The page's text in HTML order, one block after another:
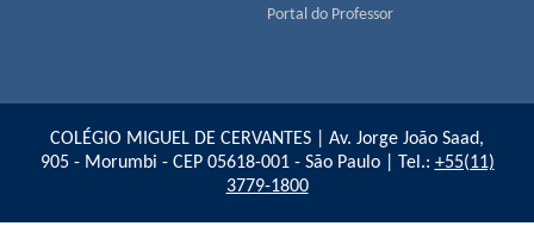
Portal do Professor
COLÉGIO MIGUEL DE CERVANTES | Av. Jorge João Saad,
905 - Morumbi - CEP 05618-001 - São Paulo | Tel.: +55(11)
3779-1800